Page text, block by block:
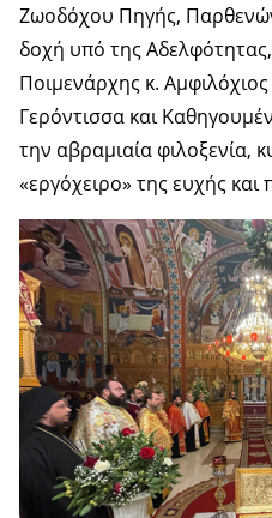
Ζωοδόχου Πηγής,
δοχή υπό της
Ποιμενάρχης κ.
Γερόντισσα και
την αβραμιαία φιλοξενία,
«εργόχειρο» της ευχής και